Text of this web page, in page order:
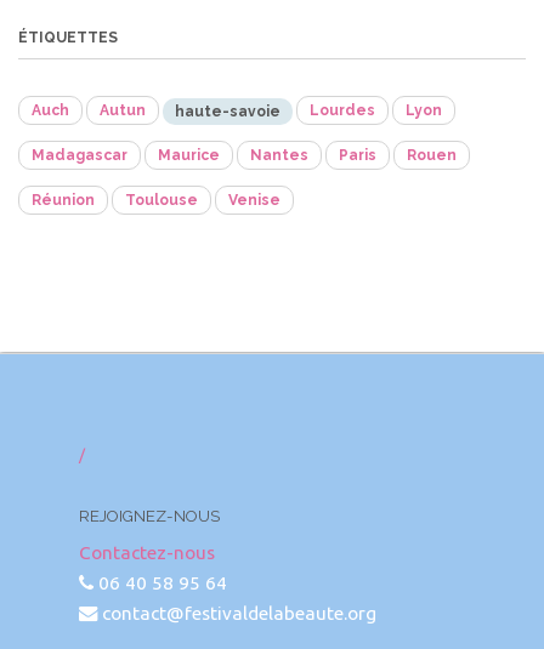
ÉTIQUETTES
Auch Autun haute-savoie Lourdes Lyon
Madagascar Maurice Nantes Paris Rouen
Réunion Toulouse Venise
/
REJOIGNEZ-NOUS
Contactez-nous
06 40 58 95 64
contact@festivaldelabeaute.org